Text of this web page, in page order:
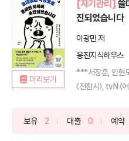
미리보기
[자기관리] 쓸
진되었습니다
이광민 저
웅진지식하우스
***서장훈, 안현
〈전참시〉, tvN 〈
보유 2 대출 0 예약